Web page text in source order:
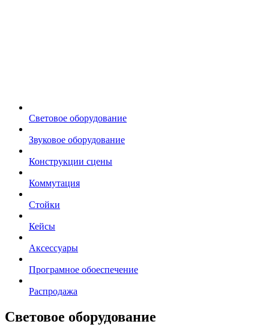
Световое оборудование
Звуковое оборудование
Конструкции сцены
Коммутация
Стойки
Кейсы
Аксессуары
Програмное обоеспечение
Распродажа
Световое оборудование